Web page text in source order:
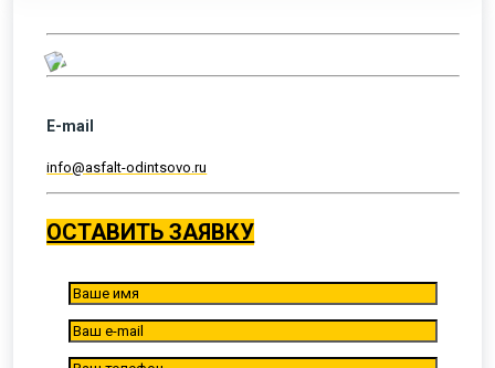
E-mail
info@asfalt-odintsovo.ru
ОСТАВИТЬ ЗАЯВКУ